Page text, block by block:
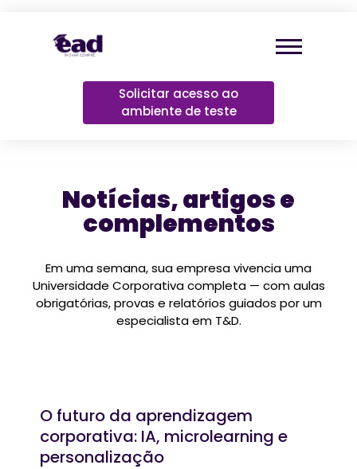
Solicitar acesso ao
ambiente de teste
Notícias, artigos e
complementos
Em uma semana, sua empresa vivencia uma
Universidade Corporativa completa — com aulas
obrigatórias, provas e relatórios guiados por um
especialista em T&D.
O futuro da aprendizagem
corporativa: IA, microlearning e
personalização